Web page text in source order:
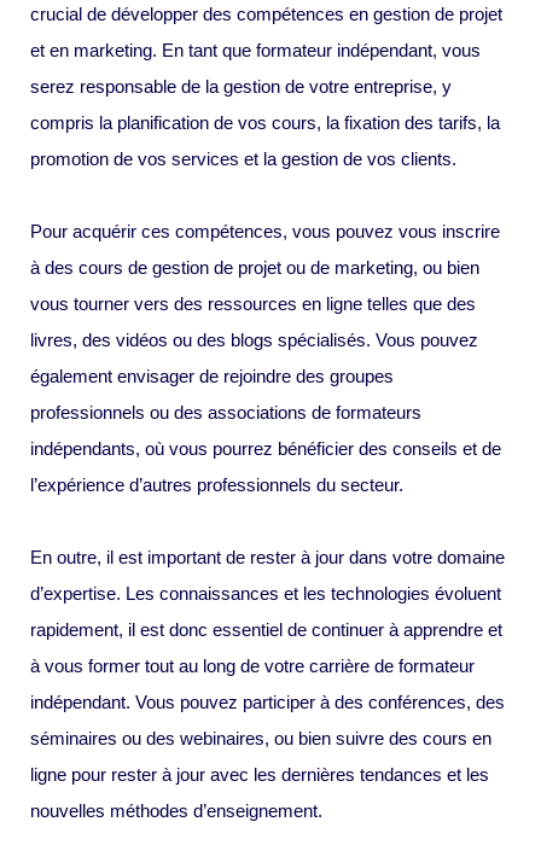
crucial de développer des compétences en gestion de projet
et en marketing. En tant que formateur indépendant, vous
serez responsable de la gestion de votre entreprise, y
compris la planification de vos cours, la fixation des tarifs, la
promotion de vos services et la gestion de vos clients.
Pour acquérir ces compétences, vous pouvez vous inscrire
à des cours de gestion de projet ou de marketing, ou bien
vous tourner vers des ressources en ligne telles que des
livres, des vidéos ou des blogs spécialisés. Vous pouvez
également envisager de rejoindre des groupes
professionnels ou des associations de formateurs
indépendants, où vous pourrez bénéficier des conseils et de
l’expérience d’autres professionnels du secteur.
En outre, il est important de rester à jour dans votre domaine
d’expertise. Les connaissances et les technologies évoluent
rapidement, il est donc essentiel de continuer à apprendre et
à vous former tout au long de votre carrière de formateur
indépendant. Vous pouvez participer à des conférences, des
séminaires ou des webinaires, ou bien suivre des cours en
ligne pour rester à jour avec les dernières tendances et les
nouvelles méthodes d’enseignement.